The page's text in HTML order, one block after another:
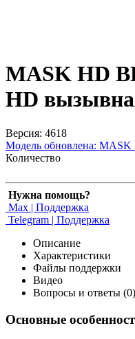
MASK HD
HD
Версия: 4618
Модель обновлена: MASK
Количество
Нужна помощь?
Max | Поддержка
Telegram | Поддержка
Описание
Характеристики
Файлы поддержки
Видео
Вопросы и ответы (0)
Основные